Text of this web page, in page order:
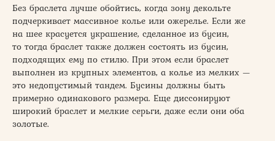
Без браслета лучше обойтись, когда зону декольте
подчеркивает массивное колье или ожерелье. Если же
на шее красуется украшение, сделанное из бусин,
то тогда браслет также должен состоять из бусин,
подходящих ему по стилю. При этом если браслет
выполнен из крупных элементов, а колье из мелких —
это недопустимый тандем. Бусины должны быть
примерно одинакового размера. Еще диссонируют
широкий браслет и мелкие серьги, даже если они оба
золотые.